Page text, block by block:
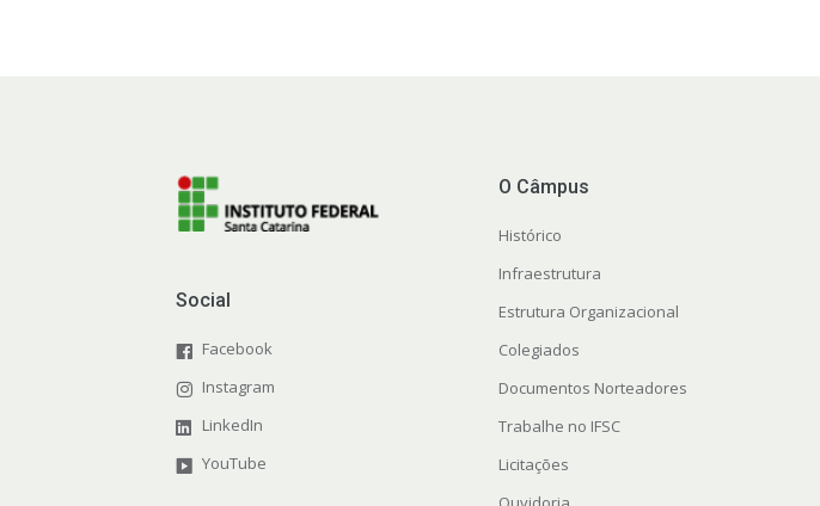
Social
Facebook
Instagram
LinkedIn
YouTube
O Câmpus
Histórico
Infraestrutura
Estrutura Organizacional
Colegiados
Documentos Norteadores
Trabalhe no IFSC
Licitações